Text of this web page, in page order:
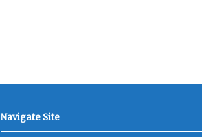
Navigate Site